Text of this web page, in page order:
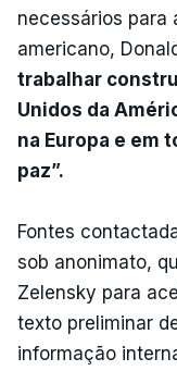
necessários para
americano,
trabalhar
Unidos da
na Europa e em
paz”.
Fontes
sob anonimato,
Zelensky para
texto preliminar
informação